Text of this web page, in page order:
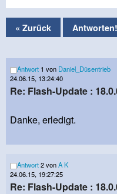
« Zurück Antworten!
Antwort 1 von Daniel_Düsentrieb
24.06.15, 13:24:40
Re: Flash-Update :
Danke, erledigt.
Antwort2 vonA K
24.06.15, 19:27:25
Re: Flash-Update :